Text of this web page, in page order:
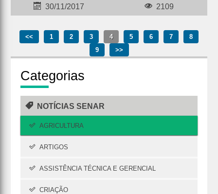
30/11/2017 2109
<< 1 2 3 4 5 6 7
8
9
>>
Categorias
NOTÍCIAS SENAR
AGRICULTURA
ARTIGOS
ASSISTÊNCIA TÉCNICA E GERENCIAL
CRIAÇÃO